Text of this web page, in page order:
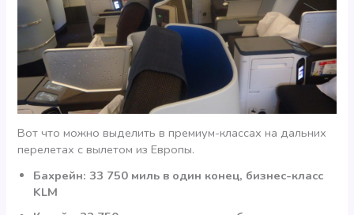
Вот что можно выделить в премиум-классах на дальних
перелетах с вылетом из Европы.
Бахрейн: 33 750 миль в один конец, бизнес-класс
KLM